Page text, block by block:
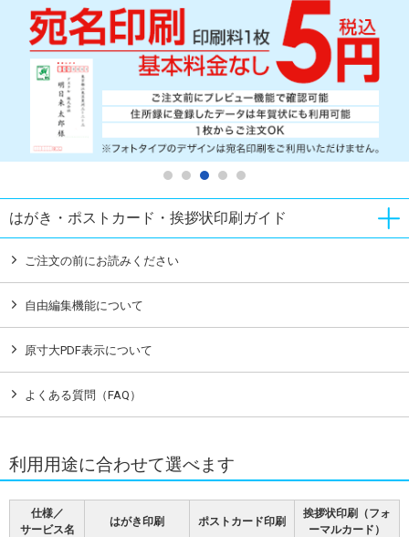
はがき・ポストカード・挨拶状印刷ガイド
ご注文の前にお読みください
自由編集機能について
原寸大PDF表示について
よくある質問（FAQ）
利用用途に合わせて選べます
仕様／
サービス名
はがき印刷 ポストカード印刷
挨拶状印刷（フォ
ーマルカード）